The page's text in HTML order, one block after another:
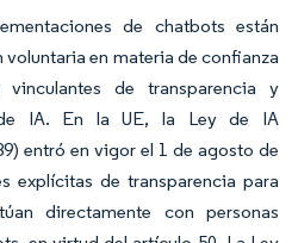
de chatbots están
en materia de confianza
de transparencia y
IA. En la UE, la Ley de IA
entró en vigor el 1 de agosto de
explícitas de transparencia para
directamente con personas